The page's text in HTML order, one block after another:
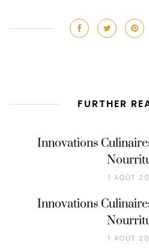
FURTHER
Innovations
1 AOÛT
Innovations
1 AOÛT